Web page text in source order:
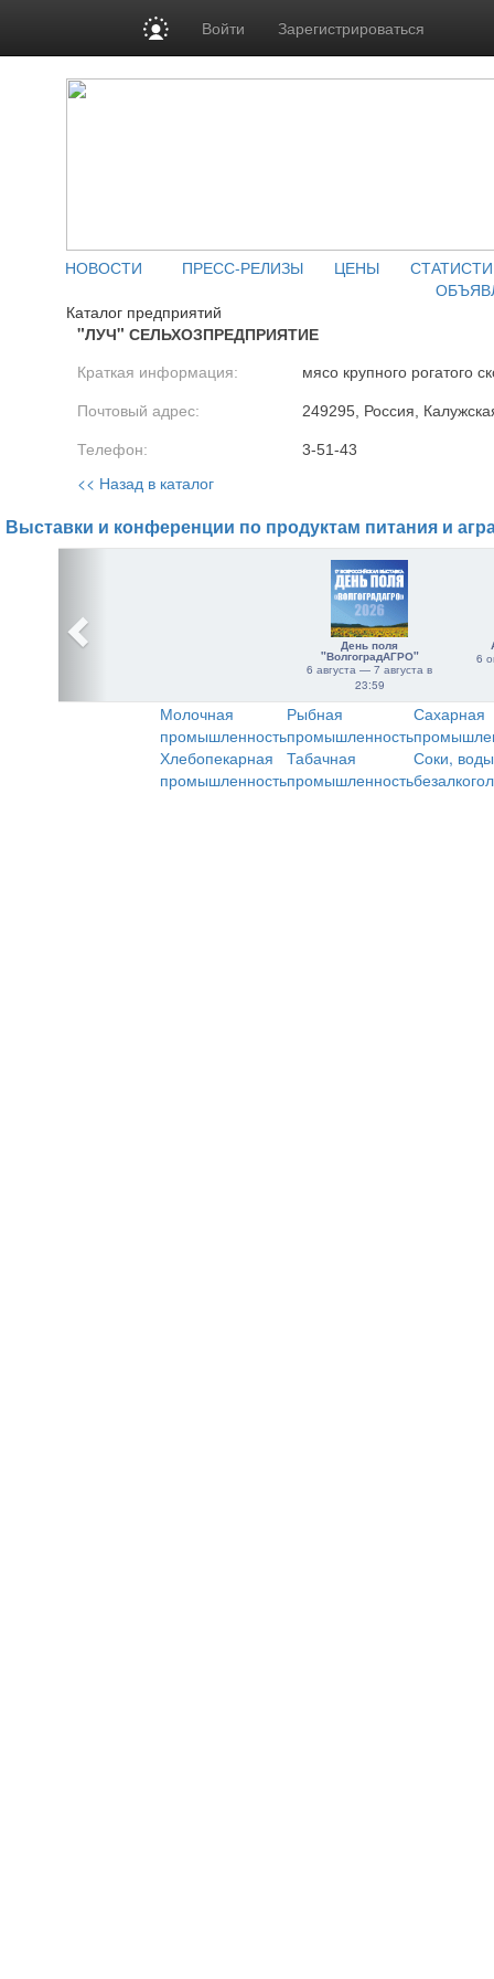
Войти Зарегистрироваться
НОВОСТИ ПРЕСС-РЕЛИЗЫ ЦЕНЫ
Каталог предприятий
"ЛУЧ" СЕЛЬХОЗПРЕДПРИЯТИЕ
Краткая информация: мясо крупного рогатого
Почтовый адрес: 249295, Россия,
Телефон: 3-51-43
<< Назад в каталог
Выставки и конференции по продуктам питания и
День поля
"ВолгоградАГРО"
6 августа — 7 августа в
23:59
6
Молочная
промышленность
Рыбная
промышленность
Сахарная
Хлебопекарная
промышленность
Табачная
промышленность
Соки,